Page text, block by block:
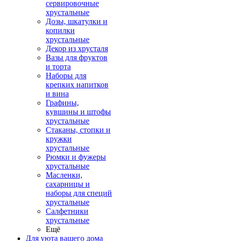
сервировочные
хрустальные
Дозы, шкатулки и
копилки
хрустальные
Декор из хрусталя
Вазы для фруктов
и торта
Наборы для
крепких напитков
и вина
Графины,
кувшины и штофы
хрустальные
Стаканы, стопки и
кружки
хрустальные
Рюмки и фужеры
хрустальные
Масленки,
сахарницы и
наборы для специй
хрустальные
Салфетники
хрустальные
Ещё
Для уюта вашего дома